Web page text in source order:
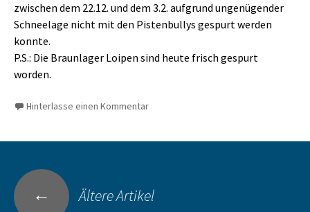
zwischen dem 22.12. und dem 3.2. aufgrund ungenügender
Schneelage nicht mit den Pistenbullys gespurt werden
konnte.
P.S.: Die Braunlager Loipen sind heute frisch gespurt
worden.
Hinterlasse einen Kommentar
Beitrags-
← Ältere Artikel